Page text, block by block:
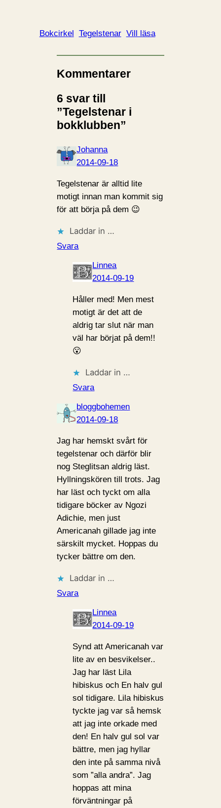
Bokcirkel Tegelstenar Vill läsa
Kommentarer
6 svar till
”Tegelstenar i
bokklubben”
Johanna
2014-09-18
Tegelstenar är alltid lite
motigt innan man kommit sig
för att börja på dem 😉
Laddar in …
Svara
Linnea
2014-09-19
Håller med! Men mest
motigt är det att de
aldrig tar slut när man
väl har börjat på dem!!
😮
Laddar in …
Svara
bloggbohemen
2014-09-18
Jag har hemskt svårt för
tegelstenar och därför blir
nog Steglitsan aldrig läst.
Hyllningskören till trots. Jag
har läst och tyckt om alla
tidigare böcker av Ngozi
Adichie, men just
Americanah gillade jag inte
särskilt mycket. Hoppas du
tycker bättre om den.
Laddar in …
Svara
Linnea
2014-09-19
Synd att Americanah var
lite av en besvikelser..
Jag har läst Lila
hibiskus och En halv gul
sol tidigare. Lila hibiskus
tyckte jag var så hemsk
att jag inte orkade med
den! En halv gul sol var
bättre, men jag hyllar
den inte på samma nivå
som ”alla andra”. Jag
hoppas att mina
förväntningar på